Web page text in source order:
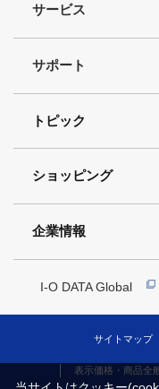
サービス
サポート
トピック
ショッピング
企業情報
I-O DATA Global
サイトマップ
表示価格・商品全